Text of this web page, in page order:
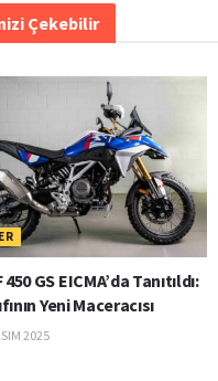
Çekebilir
450 GS EICMA’da Tanıtıldı:
Yeni Maceracısı
2025